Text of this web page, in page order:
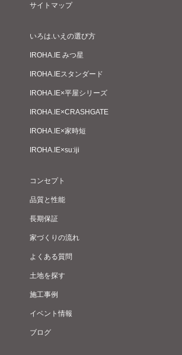
サイトマップ
いろは.いえの選び方
IROHA.IE みつ星
IROHA.IEスタンダード
IROHA.IE×平屋シリーズ
IROHA.IE×CRASHGATE
IROHA.IE×家時短
IROHA.IE×su:iji
コンセプト
品質と性能
長期保証
家づくりの流れ
よくある質問
土地を探す
施工事例
イベント情報
ブログ